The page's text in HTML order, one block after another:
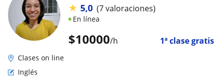
$10000/h 1ª clase gratis
★ 5,0 (7 valoraciones)
En línea
Clases on line
Inglés